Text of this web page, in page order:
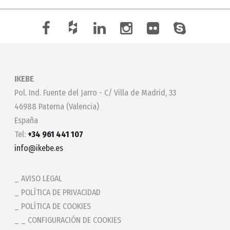
IKEBE
Pol. Ind. Fuente del Jarro - C/ Villa de Madrid, 33
46988 Paterna (Valencia)
España
Tel: +34 961 441 107
info@ikebe.es
AVISO LEGAL
POLÍTICA DE PRIVACIDAD
POLÍTICA DE COOKIES
_ CONFIGURACIÓN DE COOKIES